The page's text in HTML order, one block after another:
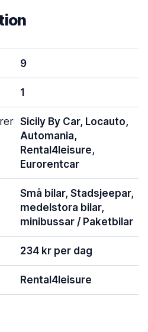
9
1
Sicily By Car, Locauto,
Automania,
Rental4leisure,
Eurorentcar
Små bilar, Stadsjeepar,
medelstora bilar,
minibussar / Paketbilar
234 kr per dag
Rental4leisure